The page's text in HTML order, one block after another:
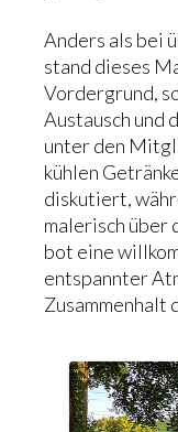
Anders als bei
stand dieses
Vordergrund,
Austausch und
unter den
kühlen
diskutiert,
malerisch über
bot eine
entspannter
Zusammenhalt